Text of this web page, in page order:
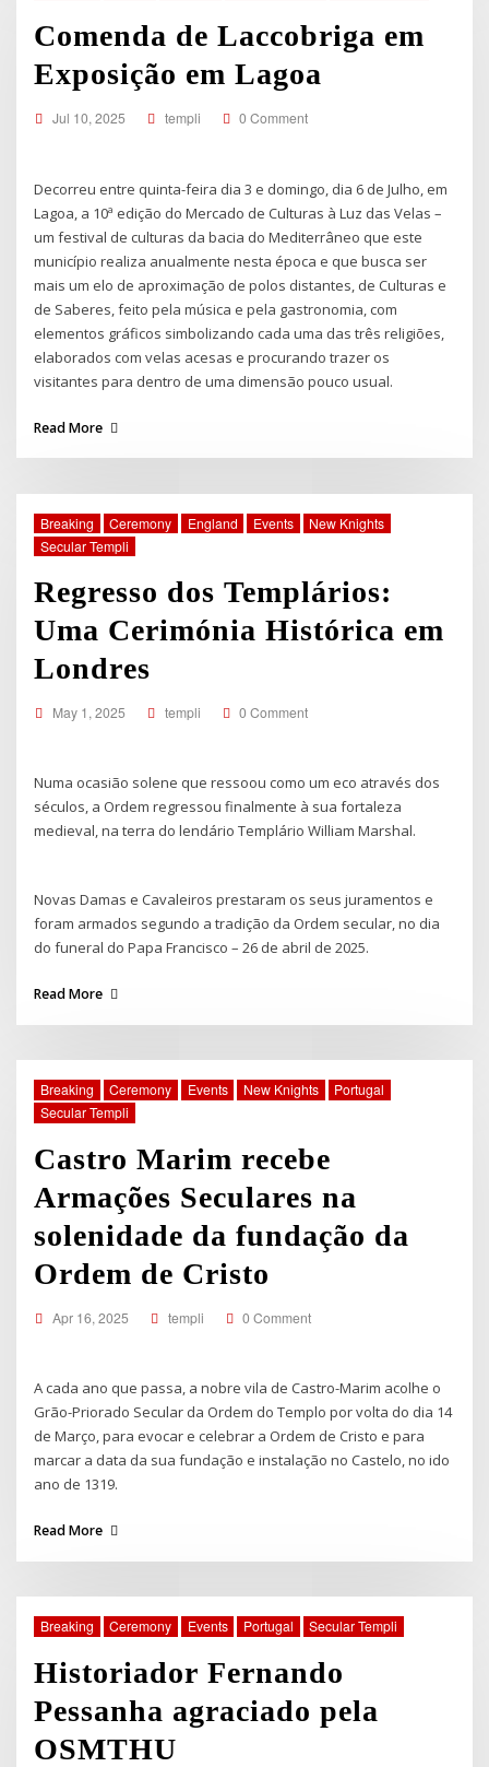
Comenda de Laccobriga em
Exposição em Lagoa
Jul 10, 2025 templi 0 Comment
Decorreu entre quinta-feira dia 3 e domingo, dia 6 de Julho, em
Lagoa, a 10ª edição do Mercado de Culturas à Luz das Velas –
um festival de culturas da bacia do Mediterrâneo que este
município realiza anualmente nesta época e que busca ser
mais um elo de aproximação de polos distantes, de Culturas e
de Saberes, feito pela música e pela gastronomia, com
elementos gráficos simbolizando cada uma das três religiões,
elaborados com velas acesas e procurando trazer os
visitantes para dentro de uma dimensão pouco usual.
Read More
Breaking Ceremony England Events
New Knights
Secular Templi
Regresso dos Templários:
Uma Cerimónia Histórica em
Londres
May 1, 2025 templi 0 Comment
Numa ocasião solene que ressoou como um eco através dos
séculos, a Ordem regressou finalmente à sua fortaleza
medieval, na terra do lendário Templário William Marshal.
Novas Damas e Cavaleiros prestaram os seus juramentos e
foram armados segundo a tradição da Ordem secular, no dia
do funeral do Papa Francisco – 26 de abril de 2025.
Read More
Breaking Ceremony Events New Knights
Portugal
Secular Templi
Castro Marim recebe
Armações Seculares na
solenidade da fundação da
Ordem de Cristo
Apr 16, 2025 templi 0 Comment
A cada ano que passa, a nobre vila de Castro-Marim acolhe o
Grão-Priorado Secular da Ordem do Templo por volta do dia 14
de Março, para evocar e celebrar a Ordem de Cristo e para
marcar a data da sua fundação e instalação no Castelo, no ido
ano de 1319.
Read More
Breaking Ceremony Events Portugal Secular Templi
Historiador Fernando
Pessanha agraciado pela
OSMTHU